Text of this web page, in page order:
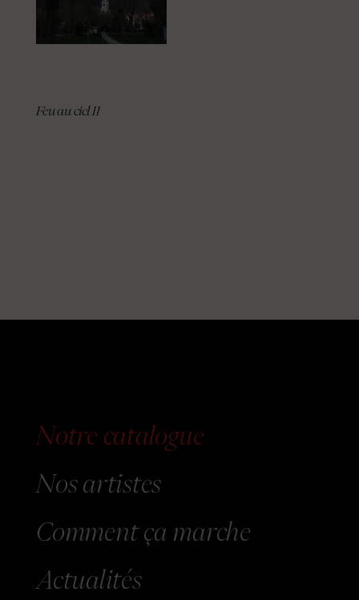
Feu au ciel II
Notre catalogue
Nosartistes
Commentça marche
Actualités